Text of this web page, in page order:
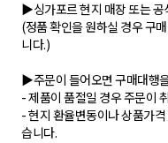
▶️싱가포르 현지 매장 또는 공
(정품 확인을 원하실 경우 구
니다.)
▶️주문이 들어오면 구매대행
- 제품이 품절일 경우 주문이
- 현지 환율변동이나 상품가
습니다.